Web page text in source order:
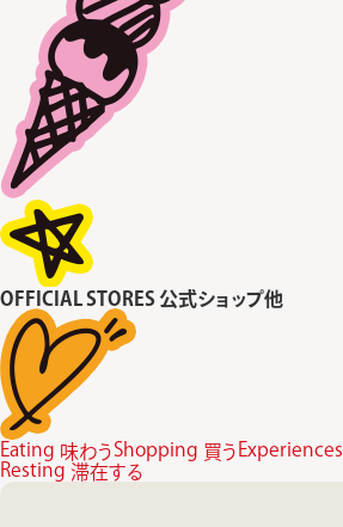
OFFICIAL STORES 公式ショップ他
Eating 味わうShopping 買う Experiences
Resting 滞在する